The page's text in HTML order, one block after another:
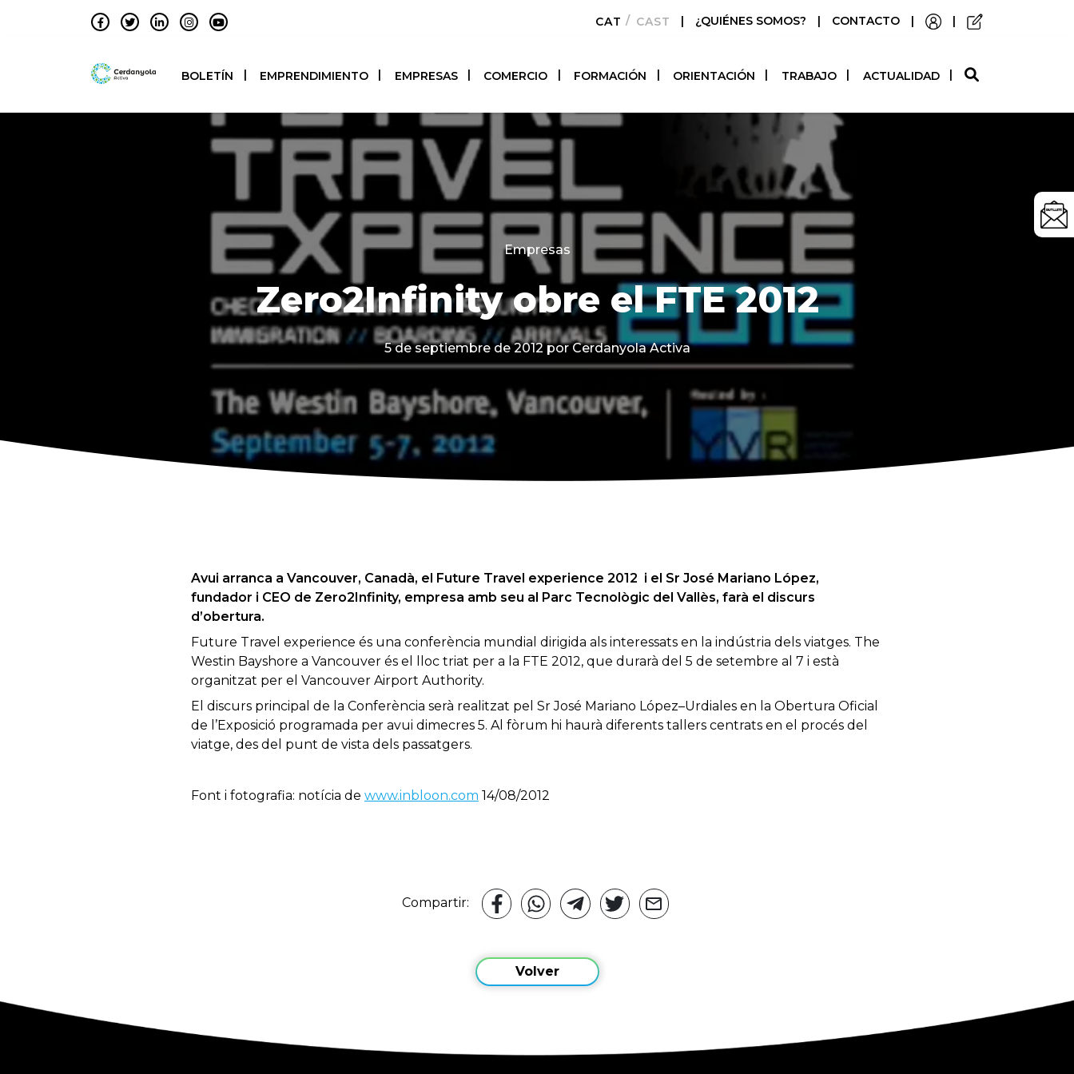
CATALÀCASTELLANO
| ¿QUIÉNES SOMOS? | CONTACTO | |
BOLETÍN EMPRENDIMIENTO EMPRESAS COMERCIO FORMACIÓN ORIENTACIÓN TRABAJO ACTUALIDAD
Categories
Empresas
Zero2Infinity obre el FTE 2012
5 de septiembre de 2012 por Cerdanyola Activa
Avui arranca a Vancouver, Canadà, el Future Travel experience 2012 i el Sr José Mariano López,
fundador i CEO de Zero2Infinity, empresa amb seu al Parc Tecnològic del Vallès, farà el discurs
d’obertura.
Future Travel experience és una conferència mundial dirigida als interessats en la indústria dels viatges. The
Westin Bayshore a Vancouver és el lloc triat per a la FTE 2012, que durarà del 5 de setembre al 7 i està
organitzat per el Vancouver Airport Authority.
El discurs principal de la Conferència serà realitzat pel Sr José Mariano López–Urdiales en la Obertura Oficial
de l’Exposició programada per avui dimecres 5. Al fòrum hi haurà diferents tallers centrats en el procés del
viatge, des del punt de vista dels passatgers.
Font i fotografia: notícia de www.inbloon.com 14/08/2012
Compartir:
Volver